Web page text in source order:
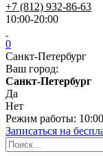
+7 (812) 932-86-63
10:00-20:00
0
Санкт-Петербург
Ваш город:
Санкт-Петербург
Да
Нет
Режим работы:
Записаться на